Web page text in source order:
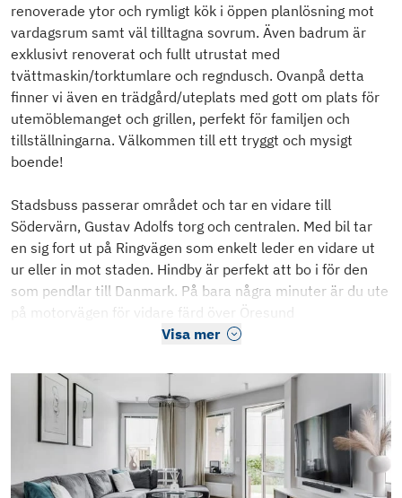
renoverade ytor och rymligt kök i öppen planlösning mot
vardagsrum samt väl tilltagna sovrum. Även badrum är
exklusivt renoverat och fullt utrustat med
tvättmaskin/torktumlare och regndusch. Ovanpå detta
finner vi även en trädgård/uteplats med gott om plats för
utemöblemanget och grillen, perfekt för familjen och
tillställningarna. Välkommen till ett tryggt och mysigt
boende!
Stadsbuss passerar området och tar en vidare till
Södervärn, Gustav Adolfs torg och centralen. Med bil tar
en sig fort ut på Ringvägen som enkelt leder en vidare ut
ur eller in mot staden. Hindby är perfekt att bo i för den
som pendlar till Danmark. På bara några minuter är du ute
på motorvägen för vidare färd över Öresund
Visa mer